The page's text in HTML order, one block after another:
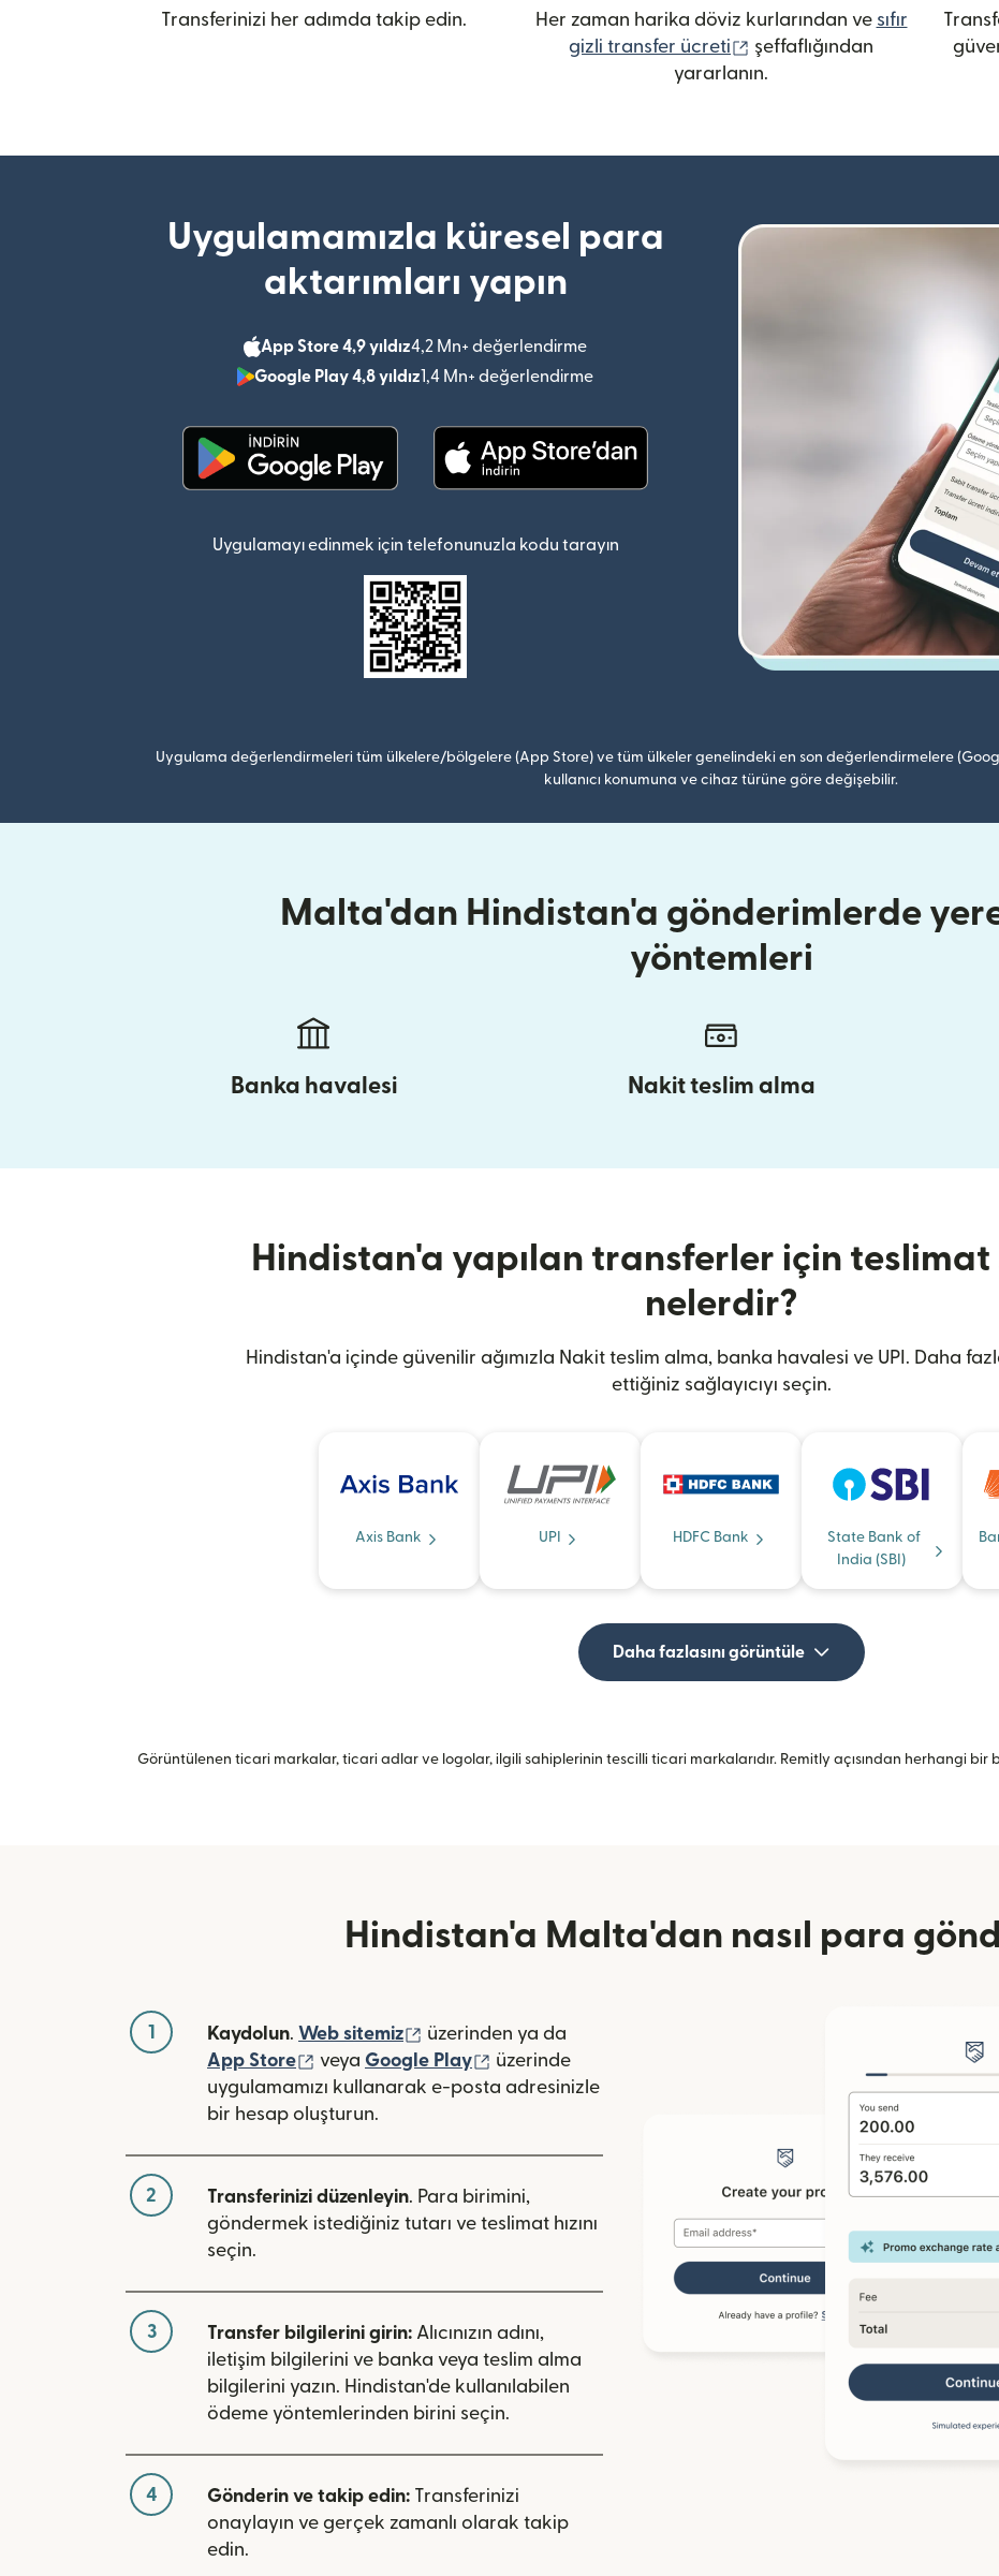
Transferinizi her adımda takip edin. Her zaman harika döviz kurlarından ve sıfır
gizli transfer ücreti
(yeni pencerede açılır)
şeffaflığından
yararlanın.
Uygulamamızla küresel para
aktarımları yapın
App Store 4,9 yıldız4,2 Mn+ değerlendirme
Google Play 4,8 yıldız1,4 Mn+ değerlendirme
Uygulamayı edinmek için telefonunuzla kodu tarayın
Uygulama değerlendirmeleri tüm ülkelere/bölgelere (App Store) ve tüm ülkeler genelindeki en son değerlendirmelere
kullanıcı konumuna ve cihaz türüne göre değişebilir.
Malta'dan Hindistan'a gönderimlerde
yöntemleri
Banka havalesi Nakit teslim alma
Hindistan'a yapılan transferler için teslimat
nelerdir?
Hindistan'a içinde güvenilir ağımızla Nakit teslim alma, banka havalesi ve UPI. Daha
ettiğiniz sağlayıcıyı seçin.
Axis Bank UPI HDFC Bank
State Bank of
India (SBI)
Daha fazlasını görüntüle
Görüntülenen ticari markalar, ticari adlar ve logolar, ilgili sahiplerinin tescilli ticari markalarıdır. Remitly açısından herhangi bir
Hindistan'a Malta'dan nasıl para
1 Kaydolun. Web sitemiz (yeni pencerede açılır)
üzerinden ya da
App Store
(yeni pencerede açılır)
veya Google Play (yeni pencerede açılır)
üzerinde
uygulamamızı kullanarak e-posta adresinizle
bir hesap oluşturun.
2 Transferinizi düzenleyin. Para birimini,
göndermek istediğiniz tutarı ve teslimat hızını
seçin.
3 Transfer bilgilerini girin: Alıcınızın adını,
iletişim bilgilerini ve banka veya teslim alma
bilgilerini yazın. Hindistan'de kullanılabilen
ödeme yöntemlerinden birini seçin.
4 Gönderin ve takip edin: Transferinizi
onaylayın ve gerçek zamanlı olarak takip
edin.